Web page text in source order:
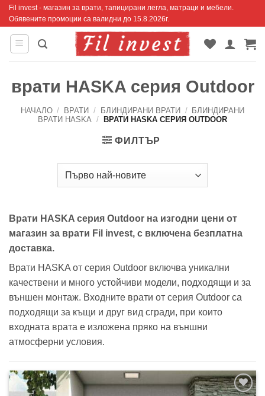
Skip
content
Fil invest - магазин за врати, тапицирани легла, матраци и мебели.
Обявените промоции са валидни до 15.8.2026г.
врати HASKA серия Outdoor
НАЧАЛО / ВРАТИ / БЛИНДИРАНИ ВРАТИ /
БЛИНДИРАНИ
ВРАТИ HASKA / ВРАТИ HASKA СЕРИЯ OUTDOOR
ФИЛТЪР
Врати HASKA серия Outdoor на изгодни цени от
магазин за врати Fil invest, с включена безплатна
доставка.
Врати HASKA от серия Outdoor включва уникални
качествени и много устойчиви модели, подходящи и за
външен монтаж. Входните врати от серия Outdoor са
подходящи за къщи и друг вид сгради, при които
входната врата е изложена пряко на външни
атмосферни условия.